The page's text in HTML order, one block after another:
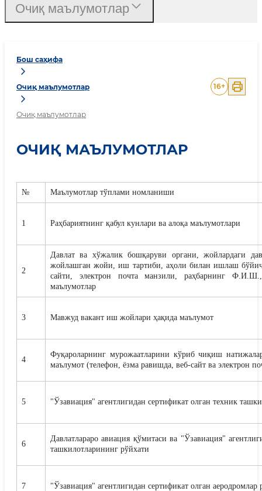
Бош саҳифа
Очиқ маълумотлар
Очиқ маълумотлар
16+
ОЧИҚ МАЪЛУМОТЛАР
№ Маълумотлар тўплами номланиши
1 Раҳбариятнинг қабул кунлари ва алоқа маълумотлари
2
Давлат ва хўжалик бошқаруви органи, жойлардаги
жойлашган жойи, иш тартиби, аҳоли билан ишлаш
сайти, электрон почта манзили, раҳбарнинг
маълумотлар
3 Мавжуд вакант иш жойлари ҳақида маълумот
4
Фуқароларнинг мурожаатларини кўриб чиқиш
маълумот (телефон, ёзма равишда, веб-сайт ва электрон
5 "Ўзавиация" агентлигидан сертификат олган техник
6
Давлатлараро авиация қўмитаси ва "Ўзавиация"
ташкилотларининг рўйхати
7 "Ўзавиация" агентлигидан сертификат олган аеродромлар
Очиқ маълумотлар